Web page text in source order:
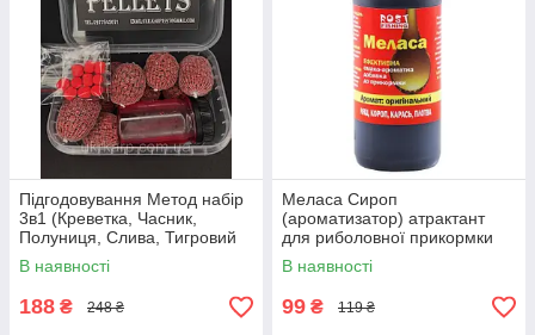
Підгодовування Метод набір
3в1 (Креветка, Часник,
Полуниця, Слива, Тигровий
горіх, Амур, Халібуд,
Кукурудза, Туті-фруті,)
В наявності
188 ₴ 248 ₴
Меласа Сироп
(ароматизатор) атрактант
для риболовної прикормки
В наявності
99 ₴ 119 ₴